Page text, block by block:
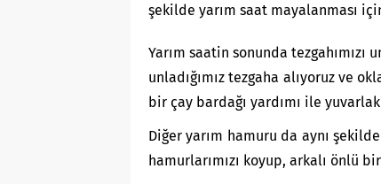
şekilde yarım saat mayalanması
Yarım saatin sonunda
unladığımız tezgaha alıyoruz ve
bir çay bardağı yardımı ile
Diğer yarım hamuru da aynı şekilde
hamurlarımızı koyup, arkalı önlü